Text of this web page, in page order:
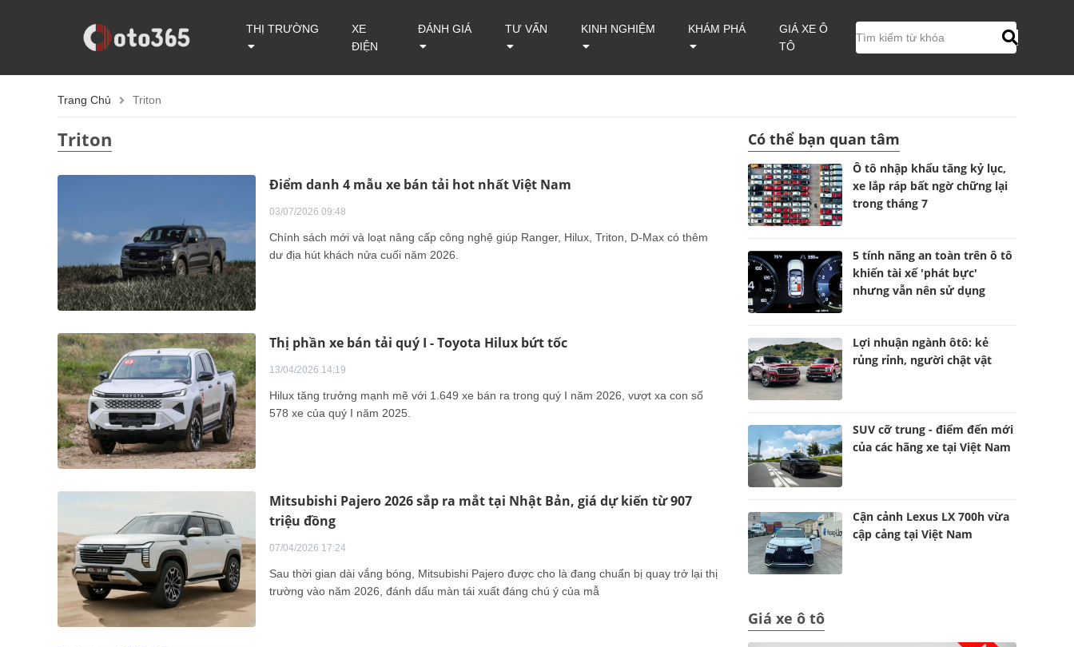
THỊ TRƯỜNG
XE
ĐIỆN
ĐÁNH GIÁ TƯ VẤN KINH NGHIỆM KHÁM PHÁ
GIÁ XE Ô
TÔ
Trang Chủ Triton
Triton
Điểm danh 4 mẫu xe bán tải hot nhất Việt Nam
03/07/2026 09:48
Chính sách mới và loạt nâng cấp công nghệ giúp Ranger, Hilux, Triton, D-Max có thêm
dư địa hút khách nửa cuối năm 2026.
Thị phần xe bán tải quý I - Toyota Hilux bứt tốc
13/04/2026 14:19
Hilux tăng trưởng mạnh mẽ với 1.649 xe bán ra trong quý I năm 2026, vượt xa con số
578 xe của quý I năm 2025.
Mitsubishi Pajero 2026 sắp ra mắt tại Nhật Bản, giá dự kiến từ 907
triệu đồng
07/04/2026 17:24
Sau thời gian dài vắng bóng, Mitsubishi Pajero được cho là đang chuẩn bị quay trở lại thị
trường vào năm 2026, đánh dấu màn tái xuất đáng chú ý của mẫ
Có thể bạn quan tâm
Ô tô nhập khẩu tăng kỷ lục,
xe lắp ráp bất ngờ chững lại
trong tháng 7
5 tính năng an toàn trên ô tô
khiến tài xế 'phát bực'
nhưng vẫn nên sử dụng
Lợi nhuận ngành ôtô: kẻ
rủng rỉnh, người chật vật
SUV cỡ trung - điểm đến mới
của các hãng xe tại Việt Nam
Cận cảnh Lexus LX 700h vừa
cập cảng tại Việt Nam
Giá xe ô tô